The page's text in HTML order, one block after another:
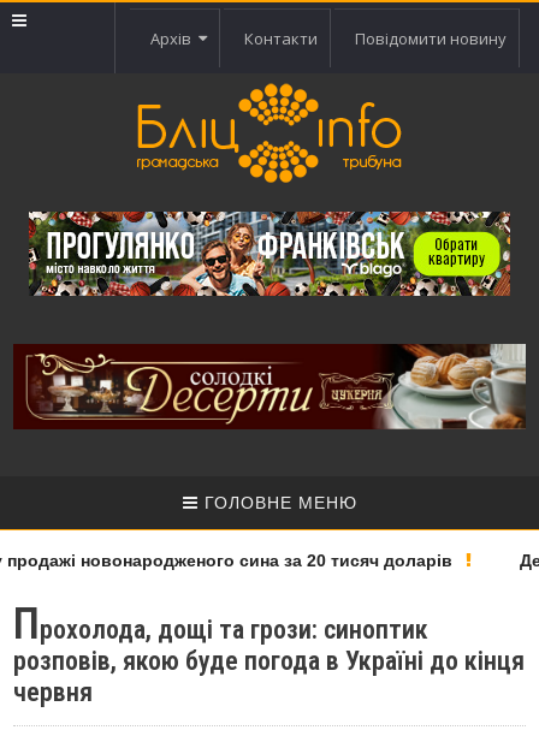
Архів Контакти Повідомити новину
ГОЛОВНЕ МЕНЮ
новонародженого сина за 20 тисяч доларів
Прохолода, дощі та грози: синоптик
розповів, якою буде погода в Україні до кінця
червня